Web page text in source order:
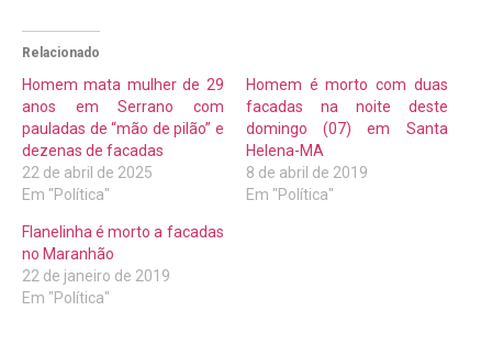
Relacionado
Homem mata mulher de 29
anos em Serrano com
pauladas de “mão de pilão” e
dezenas de facadas
22 de abril de 2025
Em "Política"
Homem é morto com duas
facadas na noite deste
domingo (07) em Santa
Helena-MA
8 de abril de 2019
Em "Política"
Flanelinha é morto a facadas
no Maranhão
22 de janeiro de 2019
Em "Política"